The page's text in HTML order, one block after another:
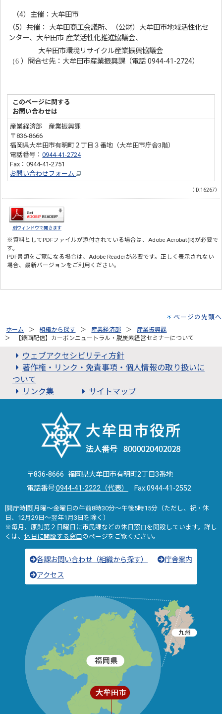
（4）主催：大牟田市
（5）共催： 大牟田商工会議所、（公財）大牟田市地域活性化セ
ンター、大牟田市 産業活性化推進協議会、
大牟田市環境リサイクル産業振興協議会
（6 ）問合せ先：大牟田市産業振興課（電話 0944-41-2724）
このページに関する
お問い合わせは
産業経済部 産業振興課
〒836-8666
福岡県大牟田市有明町２丁目３番地（大牟田市庁舎3階）
電話番号：0944-41-2724
Fax：0944-41-2751
お問い合わせフォーム
（ID:16267）
別ウィンドウで開きます
※資料としてPDFファイルが添付されている場合は、Adobe Acrobat(R)が必要で
す。
PDF書類をご覧になる場合は、Adobe Readerが必要です。正しく表示されない
場合、最新バージョンをご利用ください。
ページの先頭へ
ホーム 組織から探す 産業経済部
産業振興課
【録画配信】カーボンニュートラル・脱炭素経営セミナーについて
ウェブアクセシビリティ方針
著作権・リンク・免責事項・個人情報の取り扱いに
ついて
リンク集
サイトマップ
〒836-8666 福岡県大牟田市有明町2丁目3番地
電話番号:0944-41-2222（代表） Fax:0944-41-2552
[開庁時間]月曜～金曜日の午前8時30分～午後5時15分（ただし、祝・休
日、12月29日～翌年1月3日を除く）
※毎月、原則第２日曜日に市民課などの休日窓口を開設しています。詳し
くは、 休日に開設する窓口のページをご覧ください。
各課お問い合わせ（組織から探す）
庁舎案内
アクセス